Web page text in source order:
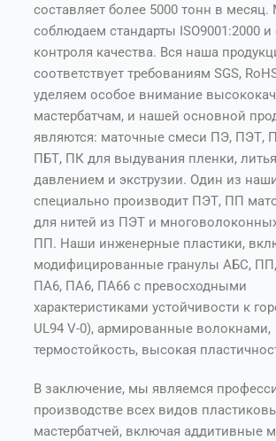
составляет более 5000 тонн в месяц.
соблюдаем стандарты ISO9001:2000 и
контроля качества. Вся наша
соответствует требованиям SGS,
уделяем особое внимание
мастербатчам, и нашей основной
являются: маточные смеси ПЭ, ПЭТ,
ПБТ, ПК для выдувания пленки,
давлением и экструзии. Один из
специально производит ПЭТ, ПП
для нитей из ПЭТ и
ПП. Наши инженерные пластики,
модифицированные гранулы АБС,
ПА6, ПА6, ПА66 с превосходными
характеристиками устойчивости к
UL94 V-0), армированные волокнами,
термостойкость, высокая
В заключение, мы являемся
производстве всех видов
мастербатчей, включая аддитивные